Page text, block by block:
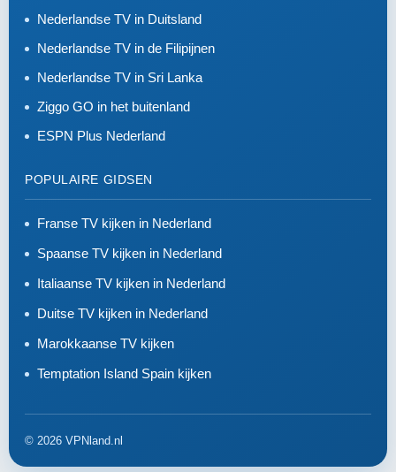
Nederlandse TV in Duitsland
Nederlandse TV in de Filipijnen
Nederlandse TV in Sri Lanka
Ziggo GO in het buitenland
ESPN Plus Nederland
POPULAIRE GIDSEN
Franse TV kijken in Nederland
Spaanse TV kijken in Nederland
Italiaanse TV kijken in Nederland
Duitse TV kijken in Nederland
Marokkaanse TV kijken
Temptation Island Spain kijken
© 2026 VPNland.nl